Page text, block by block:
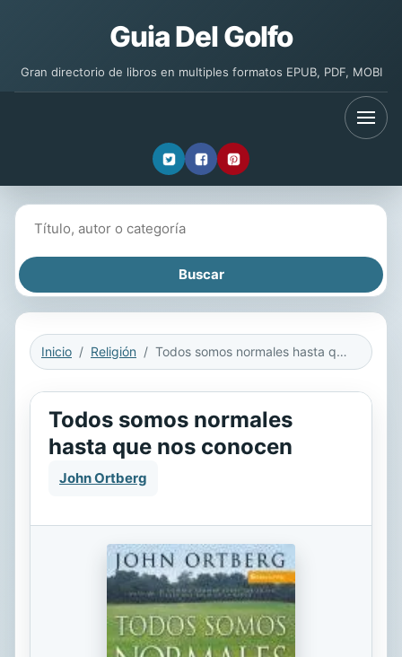
Guia Del Golfo
Gran directorio de libros en multiples formatos EPUB, PDF, MOBI
Inicio Religión Todos somos normales hasta que nos conocen
Todos somos normales
hasta que nos conocen
John Ortberg